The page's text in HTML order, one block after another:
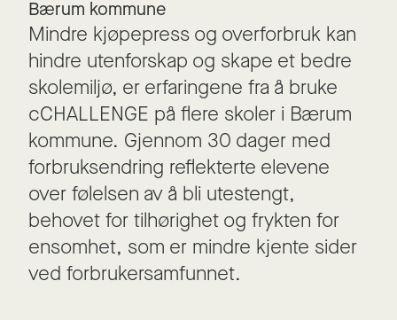
Bærum kommune
Mindre kjøpepress og overforbruk kan
hindre utenforskap og skape et bedre
skolemiljø, er erfaringene fra å bruke
cCHALLENGE på flere skoler i Bærum
kommune. Gjennom 30 dager med
forbruksendring reflekterte elevene
over følelsen av å bli utestengt,
behovet for tilhørighet og frykten for
ensomhet, som er mindre kjente sider
ved forbrukersamfunnet.